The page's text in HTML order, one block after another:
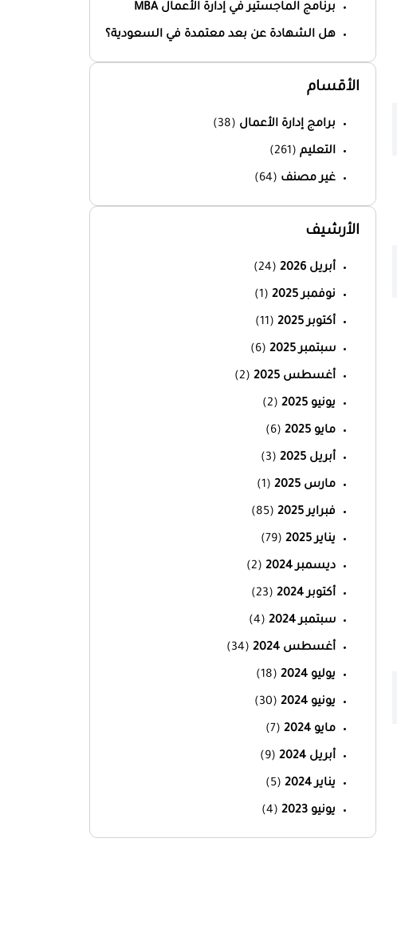
برنامج الماجستير في إدارة الأعمال MBA
هل الشهادة عن بعد معتمدة في السعودية؟
الأقسام
برامج إدارة الأعمال (38)
التعليم (261)
غير مصنف (64)
الأرشيف
أبريل 2026 (24)
نوفمبر 2025 (1)
أكتوبر 2025 (11)
سبتمبر 2025 (6)
أغسطس 2025 (2)
يونيو 2025 (2)
مايو 2025 (6)
أبريل 2025 (3)
مارس 2025 (1)
فبراير 2025 (85)
يناير 2025 (79)
ديسمبر 2024 (2)
أكتوبر 2024 (23)
سبتمبر 2024 (4)
أغسطس 2024 (34)
يوليو 2024 (18)
يونيو 2024 (30)
مايو 2024 (7)
أبريل 2024 (9)
يناير 2024 (5)
يونيو 2023 (4)